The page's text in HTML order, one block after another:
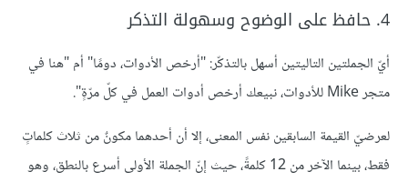
4. حافظ على الوضوح وسهولة التذكر
أيّ الجملتين التاليتين أسهل بالتذكّر: "أرخص الأدوات، دومًا" أم "هنا في
متجر Mike للأدوات، نبيعك أرخص أدوات العمل في كلّ مرّةٍ".
لعرضيّ القيمة السابقين نفس المعنى، إلا أن أحدهما مكونٌ من ثلاث كلماتٍ
فقط، بينما الآخر من 12 كلمةً، حيث إنّ الجملة الأولى أسرع بالنطق، وهو